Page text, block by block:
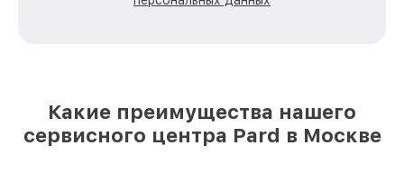
Какие преимущества нашего
сервисного центра Pard в Москве